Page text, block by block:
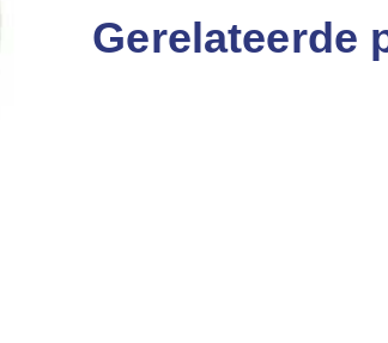
Gerelateerde